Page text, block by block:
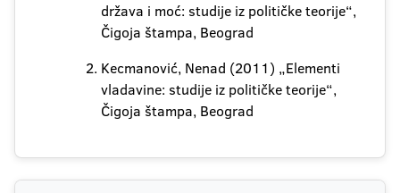
država i moć: studije iz političke teorije“,
Čigoja štampa, Beograd
Kecmanović, Nenad (2011) „Elementi
vladavine: studije iz političke teorije“,
Čigoja štampa, Beograd